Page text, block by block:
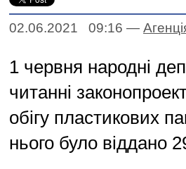
02.06.2021 09:16 —
1 червня народні
читанні
обігу пластикових
нього було віддано